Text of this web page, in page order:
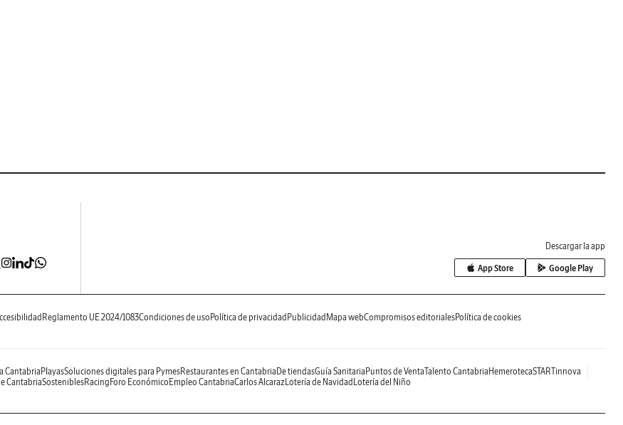
Descargar la app
App Store Google Play
Reglamento UE 2024/1083Condiciones de uso Política de privacidad Publicidad Mapa webCompromisos editorialesPolítica de cookies
CantabriaPlayasSoluciones digitales para PymesRestaurantes en Cantabria De tiendasGuía Sanitaria Puntos de VentaTalento Cantabria HemerotecaSTARTinnova
CantabriaSosteniblesRacing Foro Económico Empleo CantabriaCarlos AlcarazLotería de Navidad Lotería del Niño